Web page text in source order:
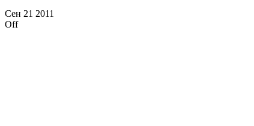
Сен 21 2011
Off